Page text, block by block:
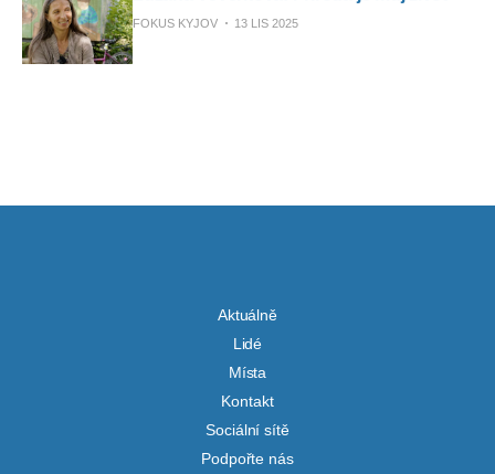
FOKUS KYJOV 13 LIS 2025
Aktuálně
Lidé
Místa
Kontakt
Sociální sítě
Podpořte nás